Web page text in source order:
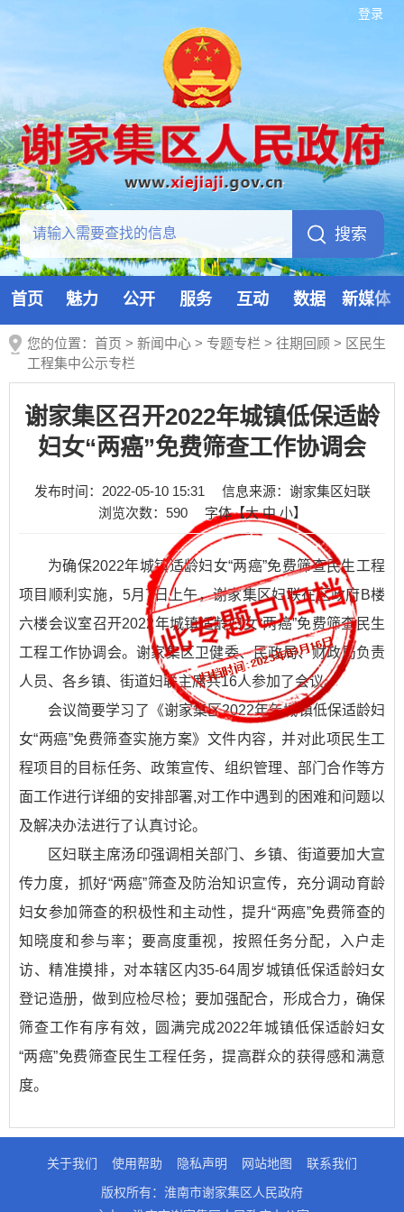
登录
首页 魅力 公开 服务 互动 数据 新媒体
您的位置： 首页 > 新闻中心 > 专题专栏 > 往期回顾 > 区民生
工程集中公示专栏
谢家集区召开2022年城镇低保适龄
妇女“两癌”免费筛查工作协调会
发布时间：2022-05-10 15:31
信息来源：谢家集区妇联
浏览次数： 590 字体【大 中 小】
为确保2022年城镇适龄妇女“两癌”免费筛查民生工程
项目顺利实施，5月7日上午，谢家集区妇联在区政府B楼
六楼会议室召开2022年城镇适龄妇女“两癌”免费筛查民生
工程工作协调会。谢家集区卫健委、民政局、财政局负责
人员、各乡镇、街道妇联主席共16人参加了会议。
会议简要学习了《谢家集区2022年年城镇低保适龄妇
女“两癌”免费筛查实施方案》文件内容，并对此项民生工
程项目的目标任务、政策宣传、组织管理、部门合作等方
面工作进行详细的安排部署,对工作中遇到的困难和问题以
及解决办法进行了认真讨论。
区妇联主席汤印强调相关部门、乡镇、街道要加大宣
传力度，抓好“两癌”筛查及防治知识宣传，充分调动育龄
妇女参加筛查的积极性和主动性，提升“两癌”免费筛查的
知晓度和参与率；要高度重视，按照任务分配，入户走
访、精准摸排，对本辖区内35-64周岁城镇低保适龄妇女
登记造册，做到应检尽检；要加强配合，形成合力，确保
筛查工作有序有效，圆满完成2022年城镇低保适龄妇女
“两癌”免费筛查民生工程任务，提高群众的获得感和满意
度。
关于我们 使用帮助 隐私声明 网站地图
联系我们
版权所有：淮南市谢家集区人民政府